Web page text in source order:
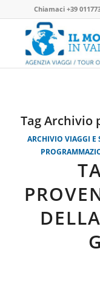
Chiamaci +39
Tag Archivio
ARCHIVIO VIAGGI E